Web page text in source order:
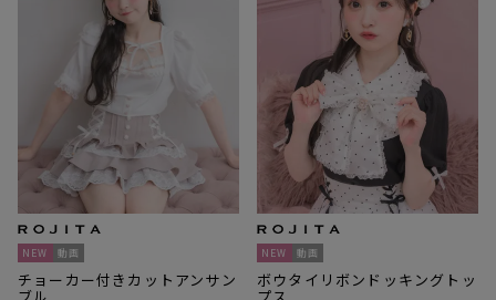
NEW 動画
チョーカー付きカットアンサン
NEW 動画
ボウタイリボンドッキングトッ